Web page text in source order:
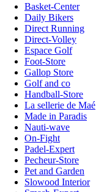
Basket-Center
Daily Bikers
Direct Running
Direct-Volley
Espace Golf
Foot-Store
Gallop Store
Golf and co
Handball-Store
La sellerie de Maé
Made in Paradis
Nauti-wave
On-Fight
Padel-Expert
Pecheur-Store
Pet and Garden
Slowood Interior